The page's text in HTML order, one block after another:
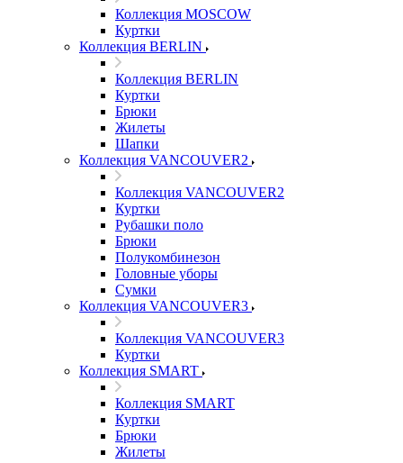
Коллекция MOSCOW
Куртки
Коллекция BERLIN
Коллекция BERLIN
Куртки
Брюки
Жилеты
Шапки
Коллекция VANCOUVER2
Коллекция VANCOUVER2
Куртки
Рубашки поло
Брюки
Полукомбинезон
Головные уборы
Сумки
Коллекция VANCOUVER3
Коллекция VANCOUVER3
Куртки
Коллекция SMART
Коллекция SMART
Куртки
Брюки
Жилеты